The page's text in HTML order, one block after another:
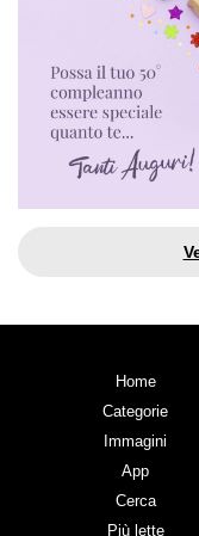
Home
Categorie
Immagini
App
Cerca
Più lette